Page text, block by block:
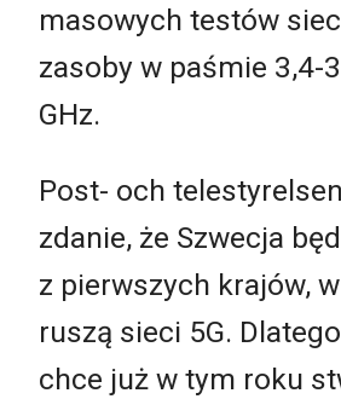
masowych testów
zasoby w paśmie 3,4-
GHz.
Post- och
zdanie, że Szwecja
z pierwszych krajów,
ruszą sieci 5G.
chce już w tym roku